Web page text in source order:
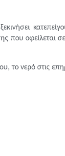
που οφείλεται
το νερό στις